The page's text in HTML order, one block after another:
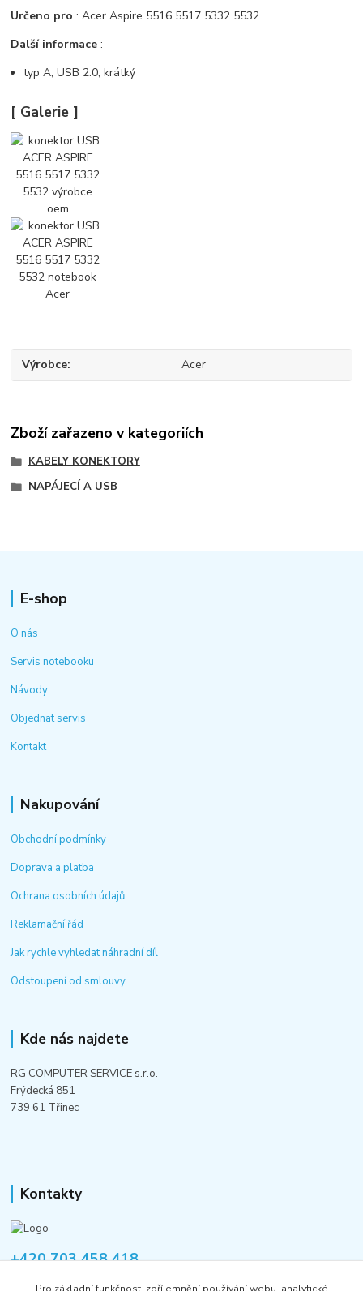
Určeno pro : Acer Aspire 5516 5517 5332 5532
Další informace :
typ A, USB 2.0, krátký
[ Galerie ]
Výrobce Acer
Zboží zařazeno v kategoriích
KABELY KONEKTORY
NAPÁJECÍ A USB
E-shop
O nás
Servis notebooku
Návody
Objednat servis
Kontakt
Nakupování
Obchodní podmínky
Doprava a platba
Ochrana osobních údajů
Reklamační řád
Jak rychle vyhledat náhradní díl
Odstoupení od smlouvy
Kde nás najdete
RG COMPUTER SERVICE s.r.o.
Frýdecká 851
739 61 Třinec
Kontakty
+420 703 458 418
Pro základní funkčnost, zpříjemnění používání webu, analytické